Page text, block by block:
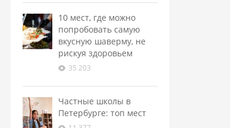
10 мест, где можно
попробовать самую
вкусную шаверму, не
рискуя здоровьем
35 203
Частные школы в
Петербурге: топ мест